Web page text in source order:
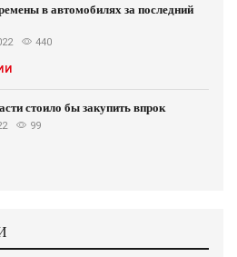
в автомобилях за последний
440
стоило бы закупить впрок
99